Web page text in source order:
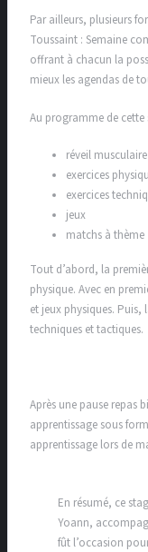
Par ailleurs, plusieurs
Toussaint : Semaine
offrant à chacun la
mieux les agendas de
Au programme de cette
réveil musculaire
exercices
exercices
jeux
matchs à thème
Tout d’abord, la
physique. Avec en
et jeux physiques. Puis,
techniques et tactiques.
Après une pause repas
apprentissage sous
apprentissage lors de
En résumé, ce
Yoann,
fût l’occasion